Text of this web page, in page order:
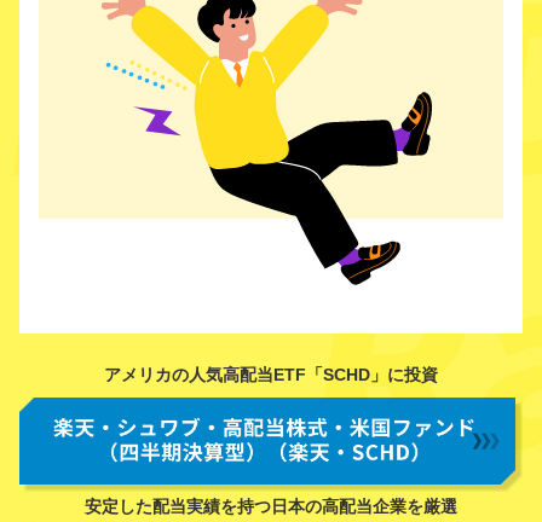
アメリカの人気高配当ETF「SCHD」に投資
安定した配当実績を持つ日本の高配当企業を厳選